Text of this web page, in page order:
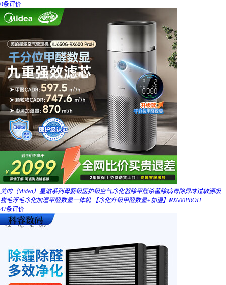
0条评价
美的（Midea）星澈系列母婴级医护级空气净化器除甲醛杀菌除病毒除异味过敏源吸
猫毛浮毛净化加湿甲醛数显一体机 【净化升级甲醛数显+加湿】RX600PROH
47条评价